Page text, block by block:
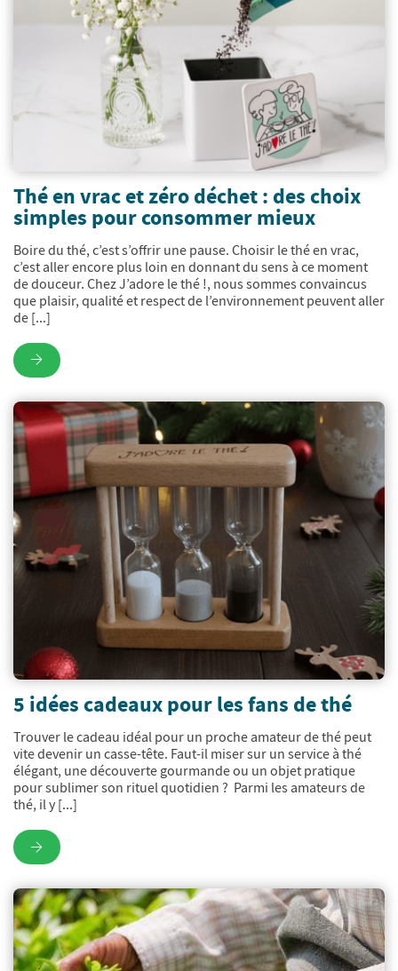
Thé en vrac et zéro déchet : des choix
simples pour consommer mieux
Boire du thé, c’est s’offrir une pause. Choisir le thé en vrac,
c’est aller encore plus loin en donnant du sens à ce moment
de douceur. Chez J’adore le thé !, nous sommes convaincus
que plaisir, qualité et respect de l’environnement peuvent aller
de [...]
5 idées cadeaux pour les fans de thé
Trouver le cadeau idéal pour un proche amateur de thé peut
vite devenir un casse-tête. Faut-il miser sur un service à thé
élégant, une découverte gourmande ou un objet pratique
pour sublimer son rituel quotidien ? Parmi les amateurs de
thé, il y [...]